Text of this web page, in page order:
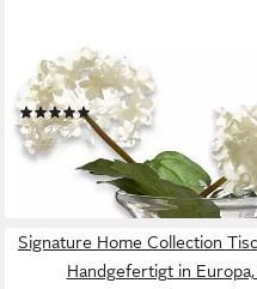
MIRABEAU
Tischvase Vase 2er Set
(9)
19,95 € UVP 22,95 €
-13%
lieferbar - in 4-5 Werktagen bei dir
Signature Home Collection
Handgefertigt in